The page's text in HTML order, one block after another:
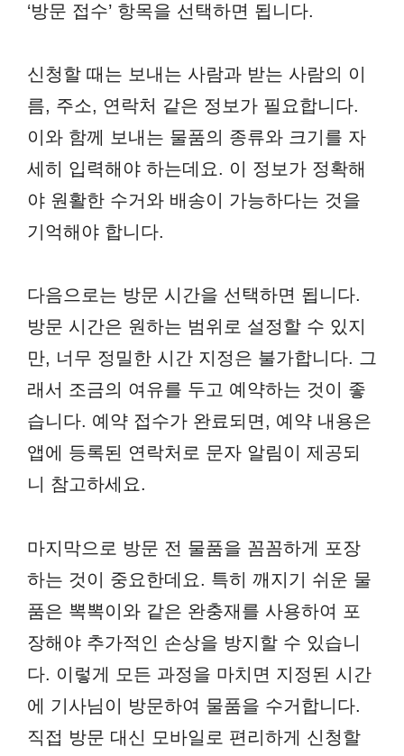
‘방문 접수’ 항목을 선택하면 됩니다.
신청할 때는 보내는 사람과 받는 사람의 이
름, 주소, 연락처 같은 정보가 필요합니다.
이와 함께 보내는 물품의 종류와 크기를 자
세히 입력해야 하는데요. 이 정보가 정확해
야 원활한 수거와 배송이 가능하다는 것을
기억해야 합니다.
다음으로는 방문 시간을 선택하면 됩니다.
방문 시간은 원하는 범위로 설정할 수 있지
만, 너무 정밀한 시간 지정은 불가합니다. 그
래서 조금의 여유를 두고 예약하는 것이 좋
습니다. 예약 접수가 완료되면, 예약 내용은
앱에 등록된 연락처로 문자 알림이 제공되
니 참고하세요.
마지막으로 방문 전 물품을 꼼꼼하게 포장
하는 것이 중요한데요. 특히 깨지기 쉬운 물
품은 뽁뽁이와 같은 완충재를 사용하여 포
장해야 추가적인 손상을 방지할 수 있습니
다. 이렇게 모든 과정을 마치면 지정된 시간
에 기사님이 방문하여 물품을 수거합니다.
직접 방문 대신 모바일로 편리하게 신청할